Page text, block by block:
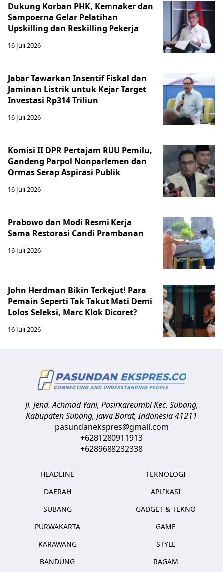
Dukung Korban PHK, Kemnaker dan
Sampoerna Gelar Pelatihan
Upskilling dan Reskilling Pekerja
16 Juli 2026
Jabar Tawarkan Insentif Fiskal dan
Jaminan Listrik untuk Kejar Target
Investasi Rp314 Triliun
16 Juli 2026
Komisi II DPR Pertajam RUU Pemilu,
Gandeng Parpol Nonparlemen dan
Ormas Serap Aspirasi Publik
16 Juli 2026
Prabowo dan Modi Resmi Kerja
Sama Restorasi Candi Prambanan
16 Juli 2026
John Herdman Bikin Terkejut! Para
Pemain Seperti Tak Takut Mati Demi
Lolos Seleksi, Marc Klok Dicoret?
16 Juli 2026
Jl. Jend. Achmad Yani, Pasirkareumbi Kec. Subang,
Kabupaten Subang, Jawa Barat,Indonesia41211
pasundanekspres@gmail.com
+6281280911913
+6289688232338
HEADLINE
DAERAH
SUBANG
PURWAKARTA
KARAWANG
BANDUNG
TEKNOLOGI
APLIKASI
GADGET & TEKNO
GAME
STYLE
RAGAM